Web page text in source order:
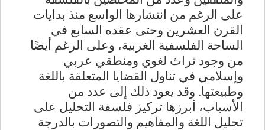
على الرغم من انتشارها الواسع منذ بدايات
القرن العشرين وحتى عقده السابع في
الساحة الفلسفية الغربية، وعلى الرغم أيضًا
من وجود تراث لغوي ومنطقي عربي
وإسلامي في تناول القضايا المتعلقة باللغة
وطبيعتها. وقد يعود ذلك إلى عدد من
الأسباب، أبرزها تركيز فلسفة التحليل على
تحليل اللغة والمفاهيم والتصورات بالدرجة